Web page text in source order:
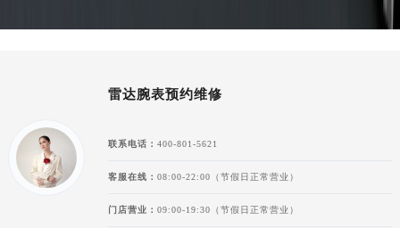
雷达腕表预约维修
联系电话： 400-801-5621
客服在线： 08:00-22:00（节假日正常营业）
门店营业： 09:00-19:30（节假日正常营业）